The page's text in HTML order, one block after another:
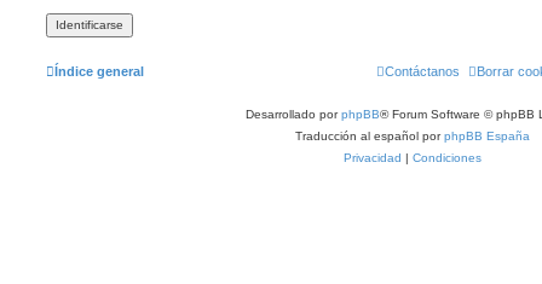
Índice general Borrar
Contáctanos
Desarrollado porphpBB® Forum Software © phpBB
Traducción al español porphpBB España
Privacidad | Condiciones